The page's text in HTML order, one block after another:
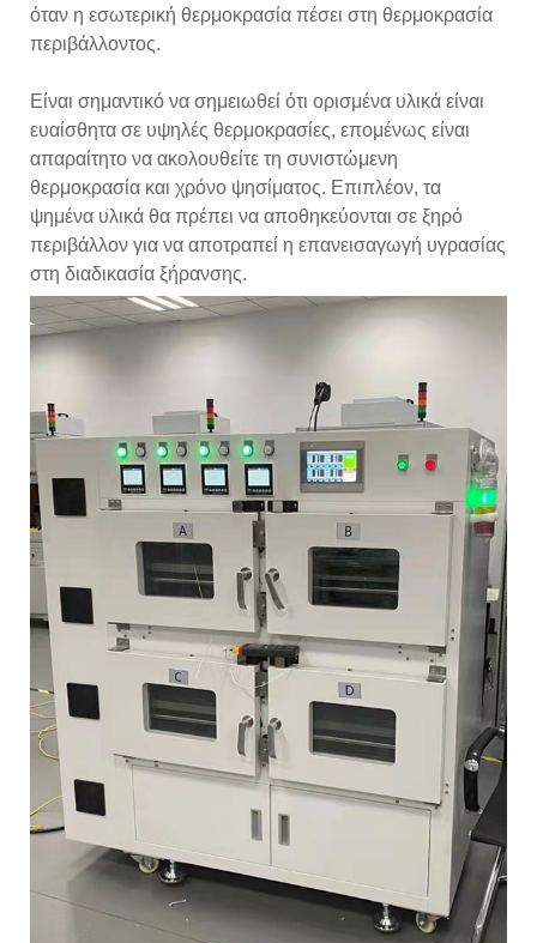
όταν η εσωτερική θερμοκρασία πέσει στη θερμοκρασία
περιβάλλοντος.
Είναι σημαντικό να σημειωθεί ότι ορισμένα υλικά είναι
ευαίσθητα σε υψηλές θερμοκρασίες, επομένως είναι
απαραίτητο να ακολουθείτε τη συνιστώμενη
θερμοκρασία και χρόνο ψησίματος. Επιπλέον, τα
ψημένα υλικά θα πρέπει να αποθηκεύονται σε ξηρό
περιβάλλον για να αποτραπεί η επανεισαγωγή υγρασίας
στη διαδικασία ξήρανσης.